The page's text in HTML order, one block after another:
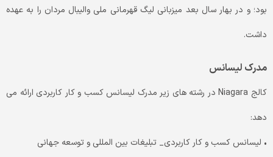
بود؛ و در بهار سال بعد میزبانی لیگ قهرمانی ملی والیبال مردان را به عهده
داشت.
مدرک لیسانس
کالج Niagara در رشته های زیر مدرک لیسانس کسب و کار کاربردی ارائه می
دهد:
• لیسانس کسب و کار کاربردی_ تبلیغات بین المللی و توسعه جهانی